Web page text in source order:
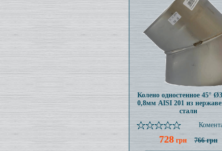
Колено одностенное 45°
0,8мм AISI 201 из
стали
728 грн 766 грн